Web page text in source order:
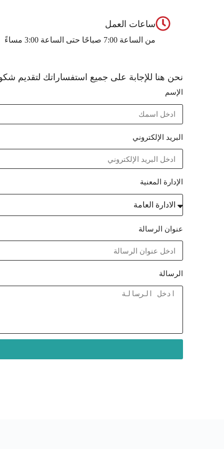
ساعات العمل
من الساعة 7:00 صباحًا حتى الساعة 3:00 مساءً
نحن هنا للإجابة على جميع استفساراتك لتقديم
الإسم
البريد الإلكتروني
الإدارة المعنية
عنوان الرسالة
الرسالة